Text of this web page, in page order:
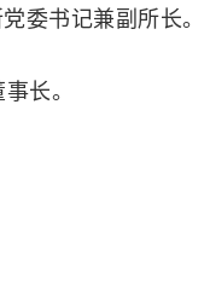
委书记兼副所长。
长。